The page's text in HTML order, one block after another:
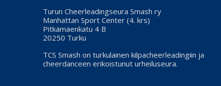
Turun Cheerleadingseura Smash ry
Manhattan Sport Center (4. krs)
Pitkämäenkatu 4 B
20250 Turku
TCS Smash on turkulainen kilpacheerleadingiin ja
cheerdanceen erikoistunut urheiluseura.